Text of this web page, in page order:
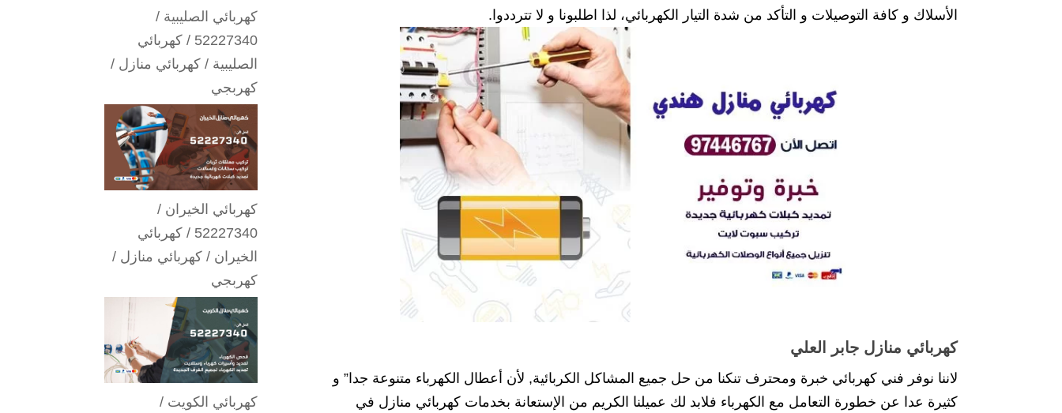
الأسلاك و كافة التوصيلات و التأكد من شدة التيار الكهربائي، لذا اطلبونا و لا تترددوا.
كهربائي منازل جابر العلي
لاننا نوفر فني كهربائي خبرة ومحترف تنكنا من حل جميع المشاكل الكربائية, لأن أعطال الكهرباء متنوعة جدا” و
كثيرة عدا عن خطورة التعامل مع الكهرباء فلابد لك عميلنا الكريم من الإستعانة بخدمات كهربائي منازل في
كهربائي الصليبية /
52227340 / كهربائي
الصليبية / كهربائي منازل /
كهربجي
كهربائي الخيران /
52227340 / كهربائي
الخيران / كهربائي منازل /
كهربجي
كهربائي الكويت /